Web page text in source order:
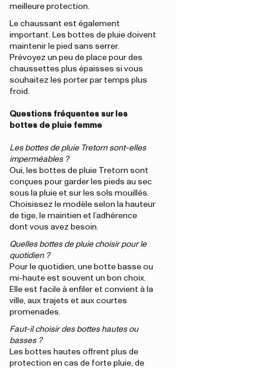
meilleure protection.
Le chaussant est également
important. Les bottes de pluie doivent
maintenir le pied sans serrer.
Prévoyez un peu de place pour des
chaussettes plus épaisses si vous
souhaitez les porter par temps plus
froid.
Questions fréquentes sur les
bottes de pluie femme
Les bottes de pluie Tretorn sont-elles
imperméables ?
Oui, les bottes de pluie Tretorn sont
conçues pour garder les pieds au sec
sous la pluie et sur les sols mouillés.
Choisissez le modèle selon la hauteur
de tige, le maintien et l’adhérence
dont vous avez besoin.
Quelles bottes de pluie choisir pour le
quotidien ?
Pour le quotidien, une botte basse ou
mi-haute est souvent un bon choix.
Elle est facile à enfiler et convient à la
ville, aux trajets et aux courtes
promenades.
Faut-il choisir des bottes hautes ou
basses ?
Les bottes hautes offrent plus de
protection en cas de forte pluie, de